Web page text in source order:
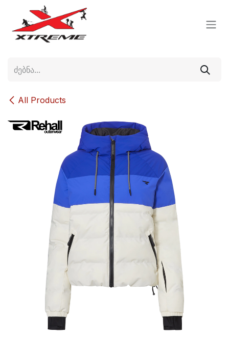
Skip to Content
All Products